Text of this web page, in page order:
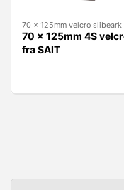
70 x 125mm velcro slibeark
70 x 125mm 4S
fra SAIT